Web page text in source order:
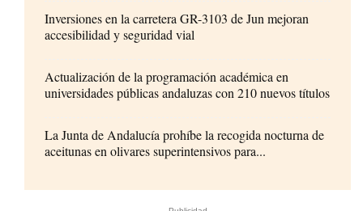
Inversiones en la carretera GR-3103 de Jun mejoran
accesibilidad y seguridad vial
Actualización de la programación académica en
universidades públicas andaluzas con 210 nuevos títulos
La Junta de Andalucía prohíbe la recogida nocturna de
aceitunas en olivares superintensivos para...